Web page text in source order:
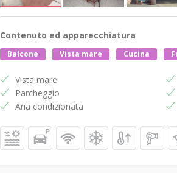
Contenuto ed apparecchiatura
Balcone Vista mare Cucina
Vista mare
Parcheggio
Aria condizionata